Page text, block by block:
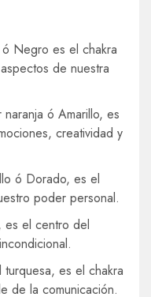
Negro es el chakra
de nuestra
ó Amarillo, es
creatividad y
ó Dorado, es el
poder personal.
es el centro del
es el chakra
de la comunicación.